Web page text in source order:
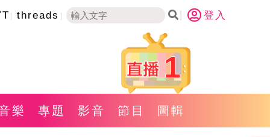
threads 登入
1
樂 專題 影音 節目 圖輯